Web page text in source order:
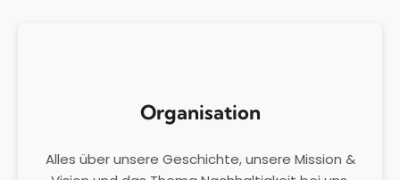
Organisation
Alles über unsere Geschichte, unsere Mission &